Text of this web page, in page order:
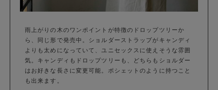
雨上がりの木のワンポイントが特徴のドロップツリーか
ら、同じ形で発売中。ショルダーストラップがキャンディ
よりも太めになっていて、ユニセックスに使えそうな雰囲
気。キャンディもドロップツリーも、どちらもショルダー
はお好きな長さに変更可能。ポシェットのように持つこと
も出来ます。